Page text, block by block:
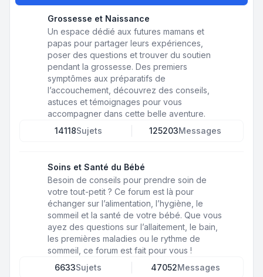
Grossesse et Naissance
Un espace dédié aux futures mamans et
papas pour partager leurs expériences,
poser des questions et trouver du soutien
pendant la grossesse. Des premiers
symptômes aux préparatifs de
l’accouchement, découvrez des conseils,
astuces et témoignages pour vous
accompagner dans cette belle aventure.
14118Sujets 125203Messages
Soins et Santé du Bébé
Besoin de conseils pour prendre soin de
votre tout-petit ? Ce forum est là pour
échanger sur l’alimentation, l’hygiène, le
sommeil et la santé de votre bébé. Que vous
ayez des questions sur l’allaitement, le bain,
les premières maladies ou le rythme de
sommeil, ce forum est fait pour vous !
6633Sujets 47052Messages